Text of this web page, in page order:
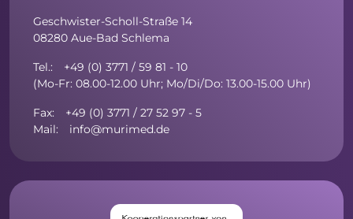
Geschwister-Scholl-Straße 14
08280 Aue-Bad Schlema
Tel.: +49 (0) 3771 / 59 81 - 10
(Mo-Fr: 08.00-12.00 Uhr; Mo/Di/Do: 13.00-15.00 Uhr)
Fax: +49 (0) 3771 / 27 52 97 - 5
Mail: info@murimed.de